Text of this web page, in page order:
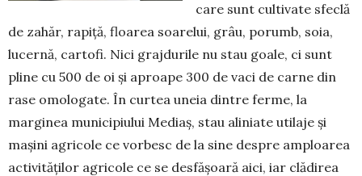
care sunt cultivate sfeclă
de zahăr, rapiță, floarea soarelui, grâu, porumb, soia,
lucernă, cartofi. Nici grajdurile nu stau goale, ci sunt
pline cu 500 de oi și aproape 300 de vaci de carne din
rase omologate. În curtea uneia dintre ferme, la
marginea municipiului Mediaș, stau aliniate utilaje și
mașini agricole ce vorbesc de la sine despre am­ploarea
activităților agricole ce se desfășoară aici, iar clădirea